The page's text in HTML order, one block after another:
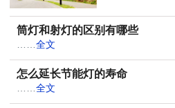
筒灯和射灯的区别有哪些
……全文
怎么延长节能灯的寿命
……全文